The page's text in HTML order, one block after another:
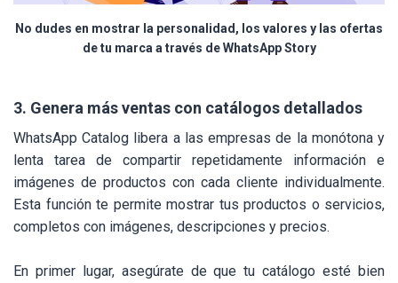
No dudes en mostrar la personalidad, los valores y las ofertas
de tu marca a través de WhatsApp Story
3. Genera más ventas con catálogos detallados
WhatsApp Catalog libera a las empresas de la monótona y
lenta tarea de compartir repetidamente información e
imágenes de productos con cada cliente individualmente.
Esta función te permite mostrar tus productos o servicios,
completos con imágenes, descripciones y precios.
En primer lugar, asegúrate de que tu catálogo esté bien